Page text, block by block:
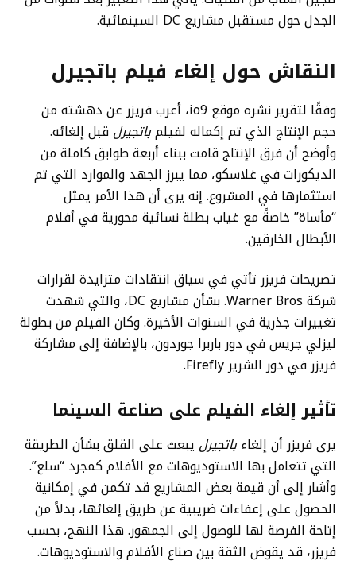
الجدل حول مستقبل مشاريع DC السينمائية.
النقاش حول إلغاء فيلم باتجيرل
وفقًا لتقرير نشره موقع io9، أعرب فريزر عن دهشته من
حجم الإنتاج الذي تم إكماله لفيلمباتجيرل قبل إلغائه.
وأوضح أن فرق الإنتاج قامت ببناء أربعة طوابق كاملة من
الديكورات في غلاسكو، مما يبرز الجهد والموارد التي تم
استثمارها في المشروع. إنه يرى أن هذا الأمر يمثل
“مأساة” خاصةً مع غياب بطلة نسائية محورية في أفلام
الأبطال الخارقين.
تصريحات فريزر تأتي في سياق انتقادات متزايدة لقرارات
شركة Warner Bros. بشأن مشاريع DC، والتي شهدت
تغييرات جذرية في السنوات الأخيرة. وكان الفيلم من بطولة
ليزلي جريس في دور باربرا جوردون، بالإضافة إلى مشاركة
فريزر في دور الشرير Firefly.
تأثير إلغاء الفيلم على صناعة السينما
يرى فريزر أن إلغاءباتجيرل يبعث على القلق بشأن الطريقة
التي تتعامل بها الاستوديوهات مع الأفلام كمجرد “سلع”.
وأشار إلى أن قيمة بعض المشاريع قد تكمن في إمكانية
الحصول على إعفاءات ضريبية عن طريق إلغائها، بدلاً من
إتاحة الفرصة لها للوصول إلى الجمهور. هذا النهج، بحسب
فريزر، قد يقوض الثقة بين صناع الأفلام والاستوديوهات.